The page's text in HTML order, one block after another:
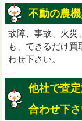
不動の農
故障、事故、火災
も、できるだけ
わせ下さい。
他社で査
合わせ下